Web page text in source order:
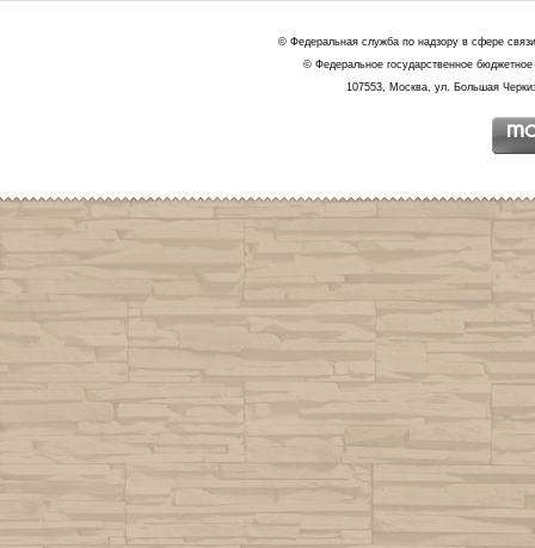
© Федеральная служба по надзору в сфере
© Федеральное государственное
107553, Москва, ул. Большая